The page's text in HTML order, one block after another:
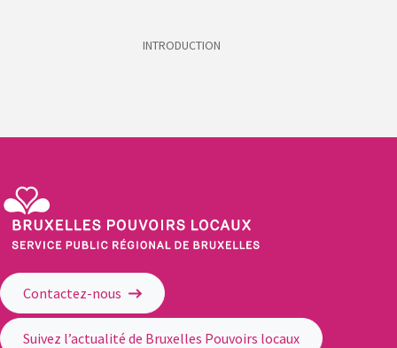
INTRODUCTION
Contactez-nous
Suivez l’actualité de Bruxelles Pouvoirs locaux